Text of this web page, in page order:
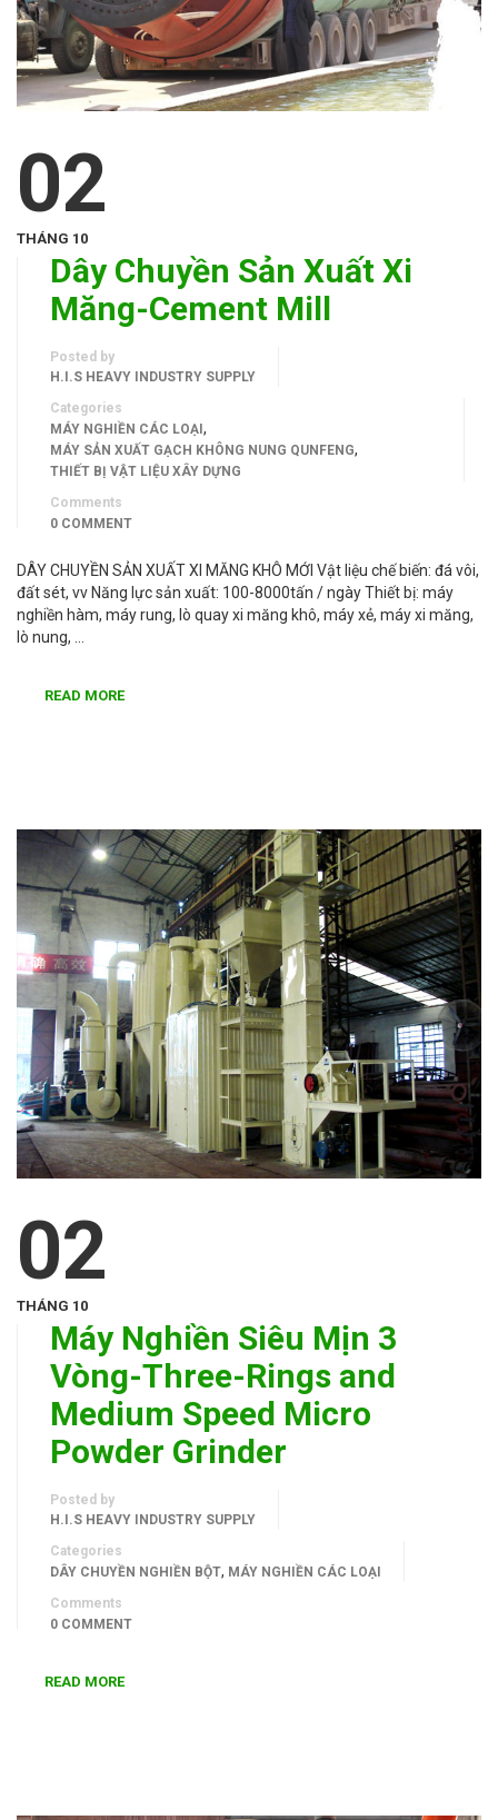
02
THÁNG 10
Dây Chuyền Sản Xuất Xi
Măng-Cement Mill
Posted by
H.I.S HEAVY INDUSTRY SUPPLY
Categories
MÁY NGHIỀN CÁC LOẠI ,
MÁY SẢN XUẤT GẠCH KHÔNG NUNG QUNFENG,
THIẾT BỊ VẬT LIỆU XÂY DỰNG
Comments
0 COMMENT
DÂY CHUYỀN SẢN XUẤT XI MĂNG KHÔ MỚI Vật liệu chế biến: đá vôi,
đất sét, vv Năng lực sản xuất: 100-8000tấn / ngày Thiết bị: máy
nghiền hàm, máy rung, lò quay xi măng khô, máy xẻ, máy xi măng,
lò nung, …
READ MORE
02
THÁNG 10
Máy Nghiền Siêu Mịn 3
Vòng-Three-Rings and
Medium Speed Micro
Powder Grinder
Posted by
H.I.S HEAVY INDUSTRY SUPPLY
Categories
DÂY CHUYỀN NGHIỀN BỘT, MÁY NGHIỀN CÁC LOẠI
Comments
0 COMMENT
READ MORE